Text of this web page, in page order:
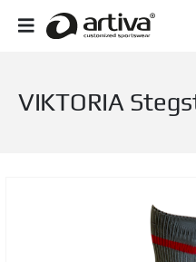
VIKTORIA